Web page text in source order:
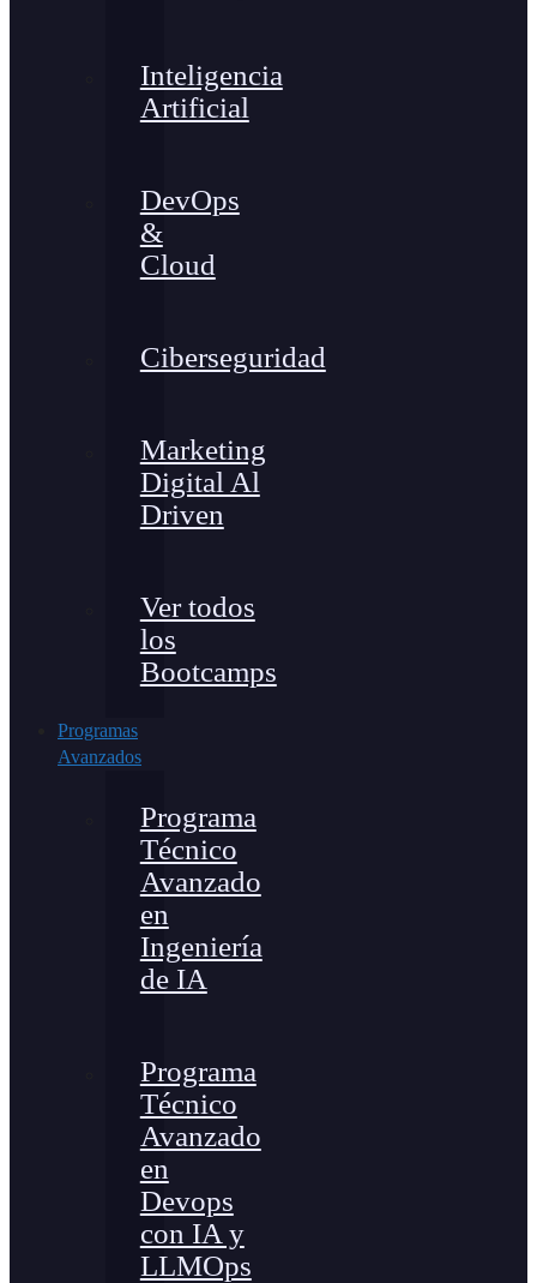
Inteligencia
Artificial
DevOps
&
Cloud
Ciberseguridad
Marketing
Digital Al
Driven
Ver todos
los
Bootcamps
Programas
Avanzados
Programa
Técnico
Avanzado
en
Ingeniería
de IA
Programa
Técnico
Avanzado
en
Devops
con IA y
LLMOps